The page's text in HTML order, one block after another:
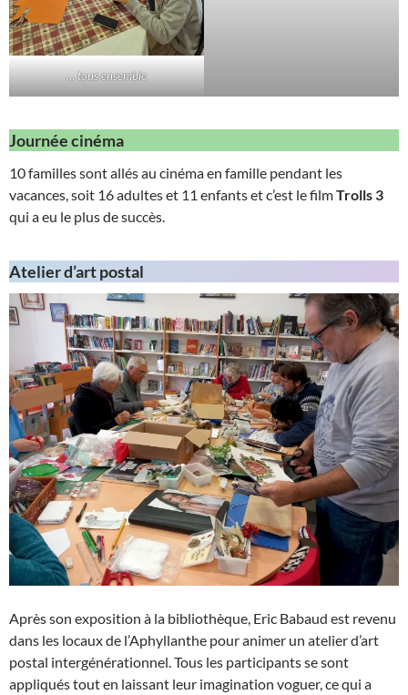
… tous ensemble
Journée cinéma
10 familles sont allés au cinéma en famille pendant les
vacances, soit 16 adultes et 11 enfants et c’est le filmTrolls 3
qui a eu le plus de succès.
Atelier d’art postal
Après son exposition à la bibliothèque, Eric Babaud est revenu
dans les locaux de l’Aphyllanthe pour animer un atelier d’art
postal intergénérationnel. Tous les participants se sont
appliqués tout en laissant leur imagination voguer, ce qui a